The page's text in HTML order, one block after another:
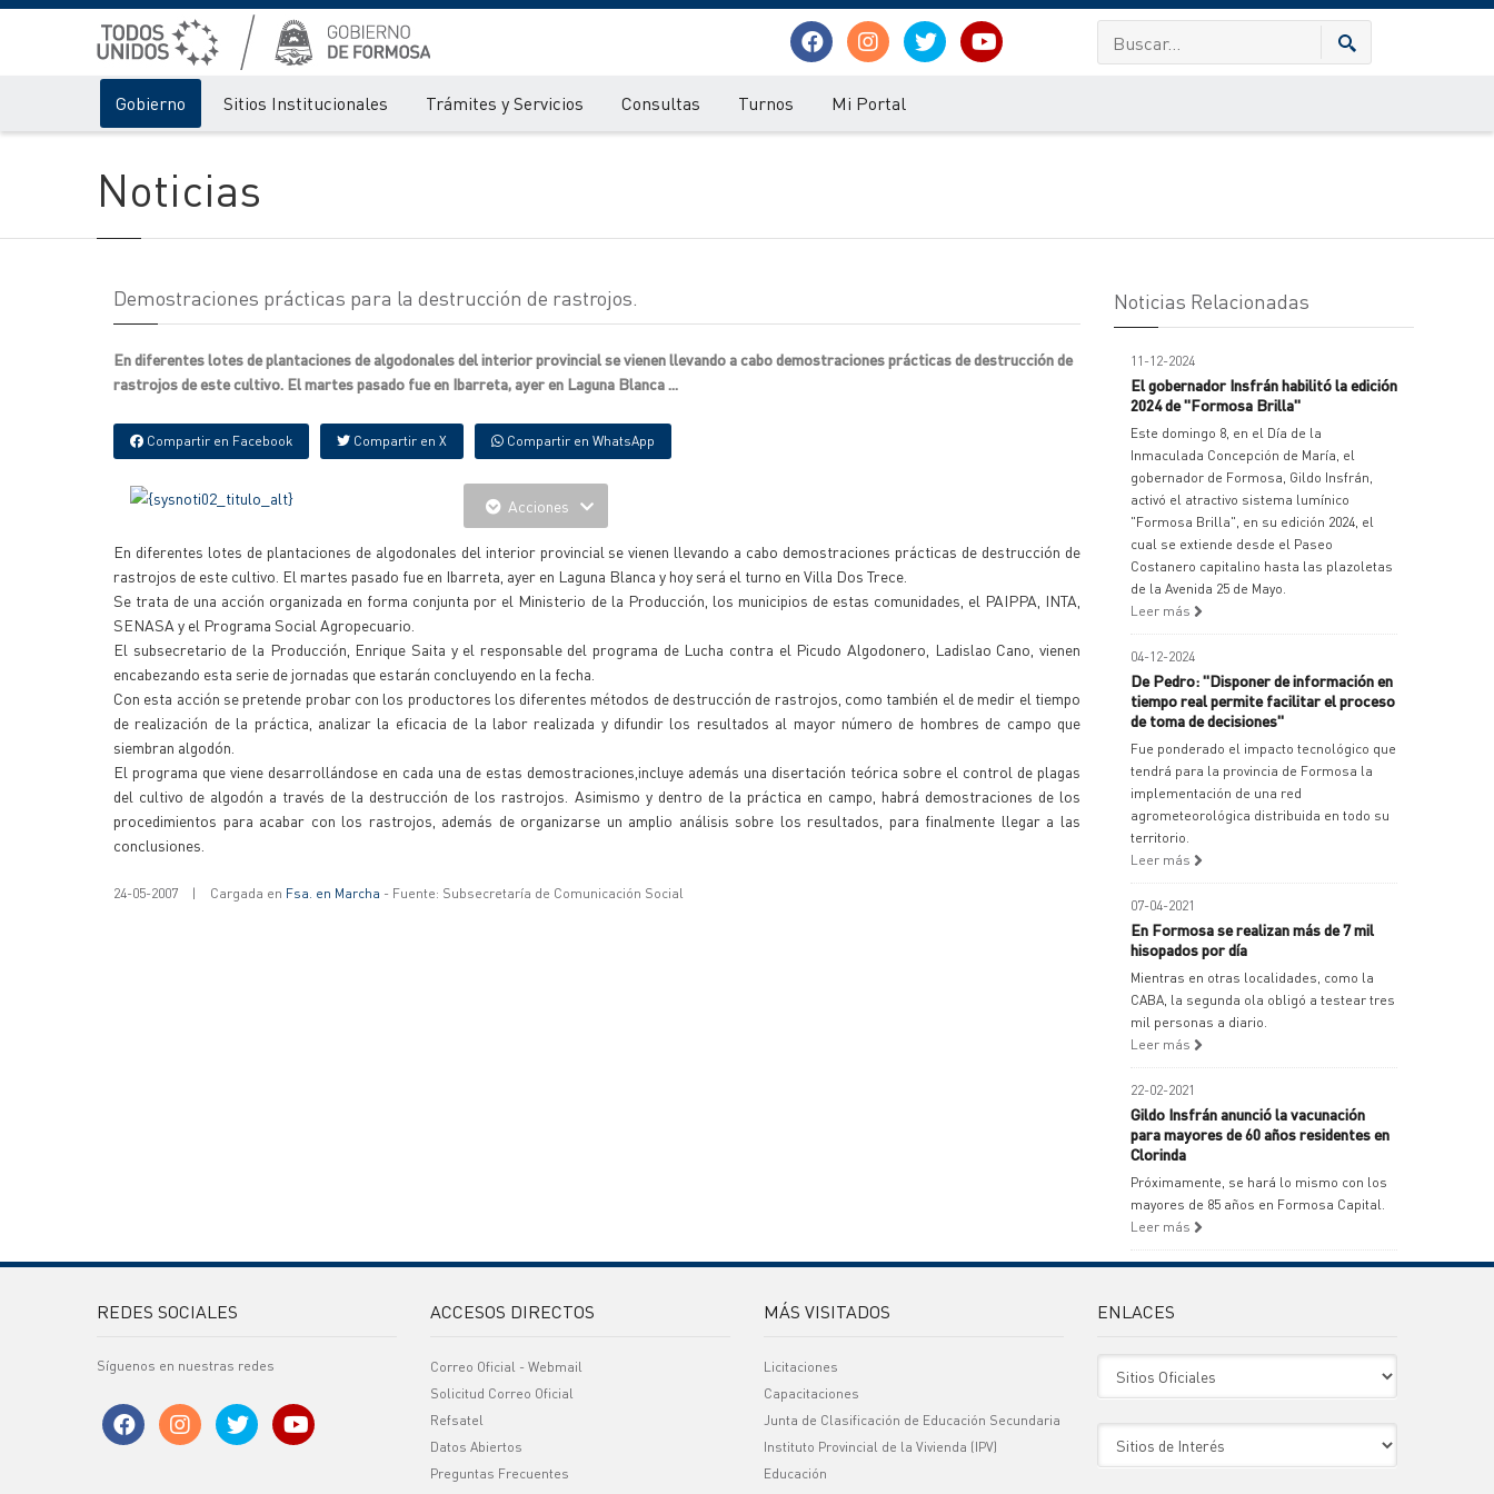
Gobierno Sitios Institucionales Trámites y Servicios Consultas Turnos Mi Portal
Noticias
Demostraciones prácticas para la destrucción de rastrojos.
En diferentes lotes de plantaciones de algodonales del interior provincial se vienen llevando a cabo demostraciones prácticas de destrucción de
rastrojos de este cultivo. El martes pasado fue en Ibarreta, ayer en Laguna Blanca ...
Compartir en Facebook Compartir en X Compartir en WhatsApp
Acciones
En diferentes lotes de plantaciones de algodonales del interior provincial se vienen llevando a cabo demostraciones prácticas de destrucción de
rastrojos de este cultivo. El martes pasado fue en Ibarreta, ayer en Laguna Blanca y hoy será el turno en Villa Dos Trece.
Se trata de una acción organizada en forma conjunta por el Ministerio de la Producción, los municipios de estas comunidades, el PAIPPA, INTA,
SENASA y el Programa Social Agropecuario.
El subsecretario de la Producción, Enrique Saita y el responsable del programa de Lucha contra el Picudo Algodonero, Ladislao Cano, vienen
encabezando esta serie de jornadas que estarán concluyendo en la fecha.
Con esta acción se pretende probar con los productores los diferentes métodos de destrucción de rastrojos, como también el de medir el tiempo
de realización de la práctica, analizar la eficacia de la labor realizada y difundir los resultados al mayor número de hombres de campo que
siembran algodón.
El programa que viene desarrollándose en cada una de estas demostraciones,incluye además una disertación teórica sobre el control de plagas
del cultivo de algodón a través de la destrucción de los rastrojos. Asimismo y dentro de la práctica en campo, habrá demostraciones de los
procedimientos para acabar con los rastrojos, además de organizarse un amplio análisis sobre los resultados, para finalmente llegar a las
conclusiones.
24-05-2007 | Cargada en Fsa. en Marcha - Fuente: Subsecretaría de Comunicación Social
Noticias Relacionadas
11-12-2024
El gobernador Insfrán habilitó la edición
2024 de "Formosa Brilla"
Este domingo 8, en el Día de la
Inmaculada Concepción de María, el
gobernador de Formosa, Gildo Insfrán,
activó el atractivo sistema lumínico
"Formosa Brilla", en su edición 2024, el
cual se extiende desde el Paseo
Costanero capitalino hasta las plazoletas
de la Avenida 25 de Mayo.
Leer más
04-12-2024
De Pedro: "Disponer de información en
tiempo real permite facilitar el proceso
de toma de decisiones"
Fue ponderado el impacto tecnológico que
tendrá para la provincia de Formosa la
implementación de una red
agrometeorológica distribuida en todo su
territorio.
Leer más
07-04-2021
En Formosa se realizan más de 7 mil
hisopados por día
Mientras en otras localidades, como la
CABA, la segunda ola obligó a testear tres
mil personas a diario.
Leer más
22-02-2021
Gildo Insfrán anunció la vacunación
para mayores de 60 años residentes en
Clorinda
Próximamente, se hará lo mismo con los
mayores de 85 años en Formosa Capital.
Leer más
REDES SOCIALES
Síguenos en nuestras redes
ACCESOS DIRECTOS
Correo Oficial - Webmail
Solicitud Correo Oficial
Refsatel
Datos Abiertos
Preguntas Frecuentes
MÁS VISITADOS
Licitaciones
Capacitaciones
Junta de Clasificación de Educación Secundaria
Instituto Provincial de la Vivienda (IPV)
Educación
ENLACES